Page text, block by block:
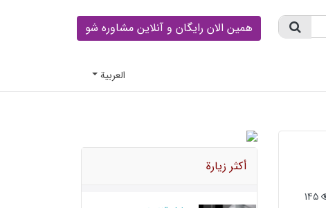
همین الان رایگان و آنلاین مشاوره شو
العربية
أكثر زيارة